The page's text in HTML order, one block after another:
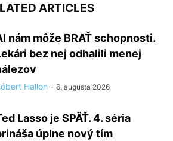
ARTICLES
nám môže BRAŤ schopnosti.
bez nej odhalili menej
Hallon - 6. augusta 2026
Lasso je SPÄŤ. 4. séria
úplne nový tím